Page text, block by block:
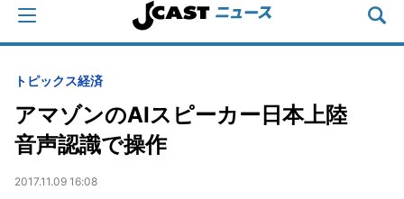
トピックス経済
アマゾンのAIスピーカー日本上陸
音声認識で操作
2017.11.09 16:08